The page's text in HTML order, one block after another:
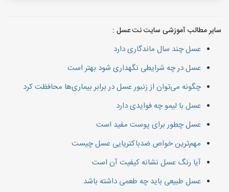
سایر مطالب آموزشی سایت نت عسل :
عسل چند سال ماندگاری دارد
عسل در چه شرایطی نگهداری شود بهتر است
چگونه می‌توان از زنبور عسل در برابر بیماری‌ها محافظت کرد
عسل با لیمو چه فوایدی دارد
عسل چطور برای پوست مفید است
مهم‌ترین خواص ضدباکتریایی عسل چیست
آیا رنگ عسل نشانه کیفیت آن است
عسل طبیعی باید چه طعمی داشته باشد